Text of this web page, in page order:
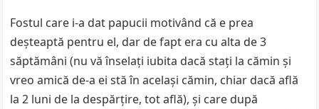
Fostul care i-a dat papucii motivând că e prea
deșteaptă pentru el, dar de fapt era cu alta de 3
săptămâni (nu vă înselați iubita dacă stați la cămin și
vreo amică de-a ei stă în același cămin, chiar dacă află
la 2 luni de la despărțire, tot află), și care după